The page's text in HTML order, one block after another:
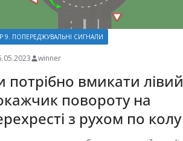
9. ПОПЕРЕДЖУВАЛЬНІ СИГНАЛИ
winner
потрібно вмикати лівий
повороту на
з рухом по колу